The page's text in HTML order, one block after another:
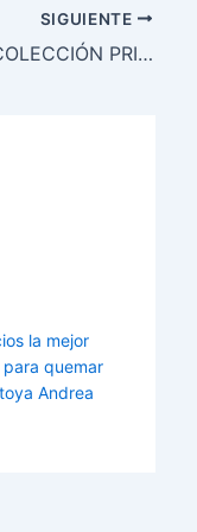
SIGUIENTE
LOLA MAKE UP, COLECCIÓN PRIMAVERA-VERANO 2012
la mejor
quemar
Andrea